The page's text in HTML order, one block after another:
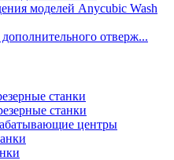
отверж...
станки
станки
центры